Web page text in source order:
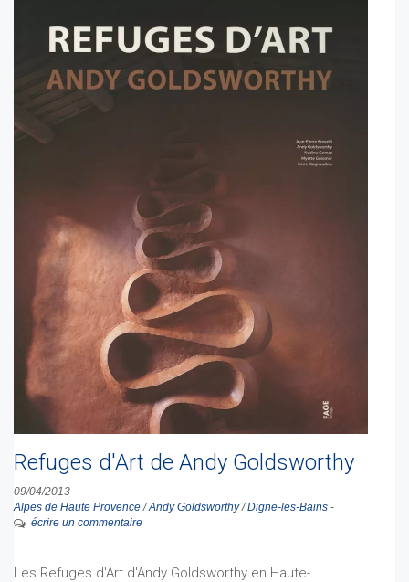
Refuges d'Art de Andy Goldsworthy
09/04/2013 -
Alpes de Haute Provence /Andy Goldsworthy/Digne-les-Bains -
écrire un commentaire
Les Refuges d'Art d'Andy Goldsworthy en Haute-